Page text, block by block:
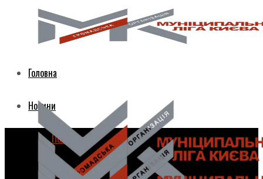
Головна
Новини
Політика
Економіка